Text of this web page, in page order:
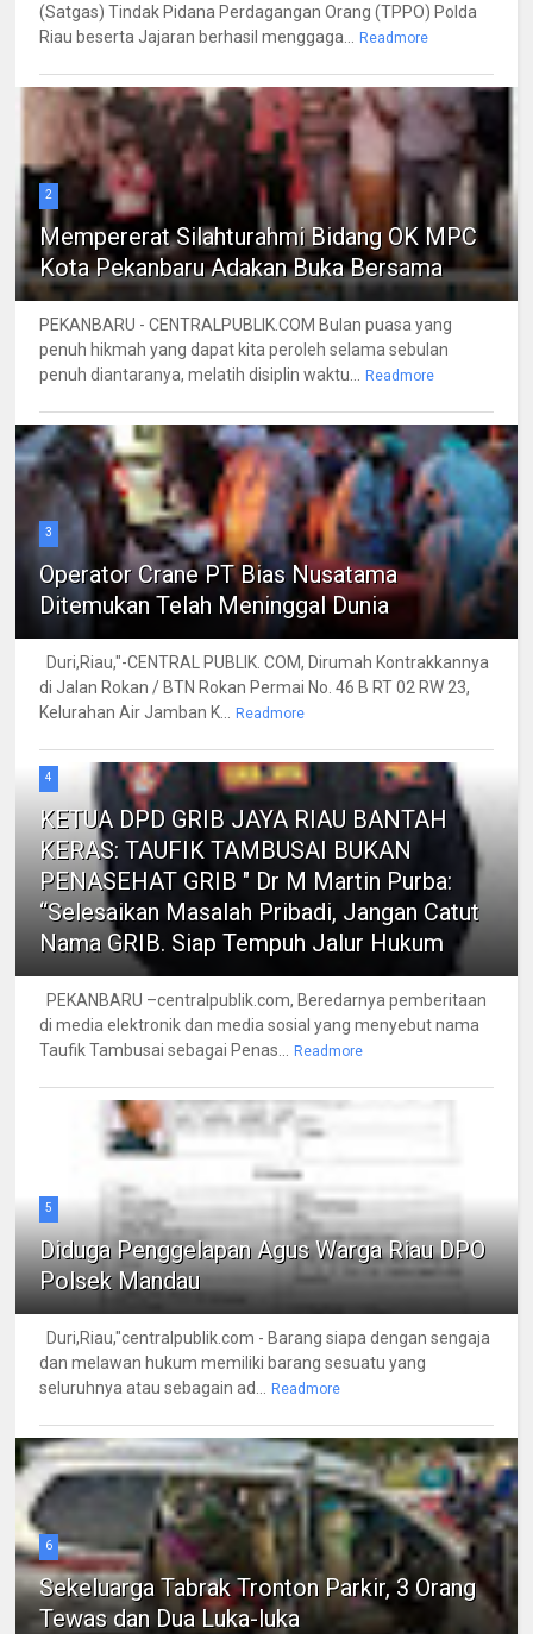
(Satgas) Tindak Pidana Perdagangan Orang (TPPO) Polda
Riau beserta Jajaran berhasil menggaga...
Readmore
2
Mempererat Silahturahmi Bidang OK MPC
Kota Pekanbaru Adakan Buka Bersama
PEKANBARU - CENTRALPUBLIK.COM Bulan puasa yang
penuh hikmah yang dapat kita peroleh selama sebulan
penuh diantaranya, melatih disiplin waktu...
Readmore
3
Operator Crane PT Bias Nusatama
Ditemukan Telah Meninggal Dunia
Duri,Riau,"-CENTRAL PUBLIK. COM, Dirumah Kontrakkannya
di Jalan Rokan / BTN Rokan Permai No. 46 B RT 02 RW 23,
Kelurahan Air Jamban K...
Readmore
4
KETUA DPD GRIB JAYA RIAU BANTAH
KERAS: TAUFIK TAMBUSAI BUKAN
PENASEHAT GRIB " Dr M Martin Purba:
“Selesaikan Masalah Pribadi, Jangan Catut
Nama GRIB. Siap Tempuh Jalur Hukum
PEKANBARU –centralpublik.com, Beredarnya pemberitaan
di media elektronik dan media sosial yang menyebut nama
Taufik Tambusai sebagai Penas...
Readmore
5
Diduga Penggelapan Agus Warga Riau DPO
Polsek Mandau
Duri,Riau,"centralpublik.com - Barang siapa dengan sengaja
dan melawan hukum memiliki barang sesuatu yang
seluruhnya atau sebagain ad...
Readmore
6
Sekeluarga Tabrak Tronton Parkir, 3 Orang
Tewas dan Dua Luka-luka